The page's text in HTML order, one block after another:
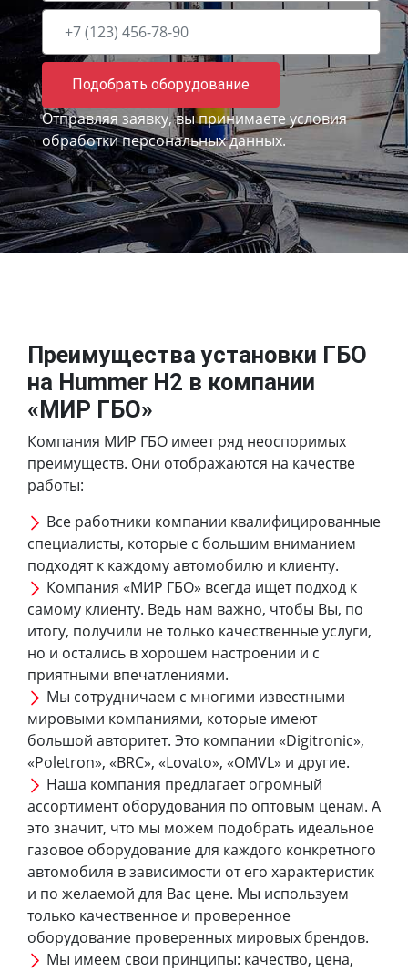
Подобрать оборудование
Отправляя заявку, вы принимаете условия
обработки персональных данных.
Преимущества установки ГБО
на Hummer H2 в компании
«МИР ГБО»
Компания МИР ГБО имеет ряд неоспоримых
преимуществ. Они отображаются на качестве
работы:
Все работники компании квалифицированные
специалисты, которые с большим вниманием
подходят к каждому автомобилю и клиенту.
Компания «МИР ГБО» всегда ищет подход к
самому клиенту. Ведь нам важно, чтобы Вы, по
итогу, получили не только качественные услуги,
но и остались в хорошем настроении и с
приятными впечатлениями.
Мы сотрудничаем с многими известными
мировыми компаниями, которые имеют
большой авторитет. Это компании «Digitronic»,
«Poletron», «BRC», «Lovato», «OMVL» и другие.
Наша компания предлагает огромный
ассортимент оборудования по оптовым ценам. А
это значит, что мы можем подобрать идеальное
газовое оборудование для каждого конкретного
автомобиля в зависимости от его характеристик
и по желаемой для Вас цене. Мы используем
только качественное и проверенное
оборудование проверенных мировых брендов.
Мы имеем свои принципы: качество, цена,